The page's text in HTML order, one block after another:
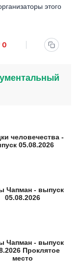
этого
0
человечества -
05.08.2026
Чапман - выпуск
05.08.2026
Чапман - выпуск
Проклятое
место